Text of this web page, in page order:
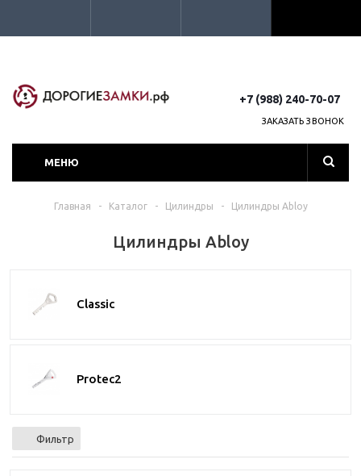
+7 (988) 240-70-07
ЗАКАЗАТЬ ЗВОНОК
МЕНЮ
Главная - Каталог - Цилиндры - Цилиндры Abloy
Цилиндры Abloy
Classic
Protec2
Фильтр